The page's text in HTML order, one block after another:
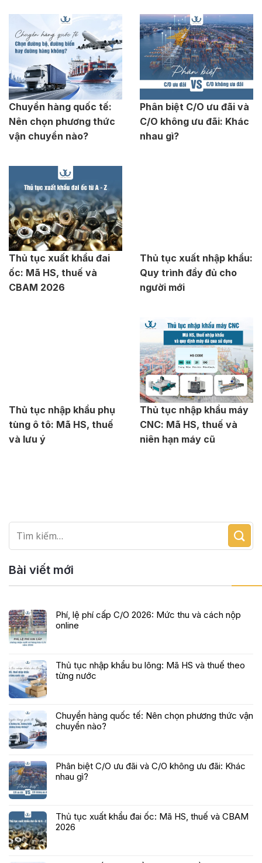
Chuyển hàng quốc tế:
Nên chọn phương thức
vận chuyển nào?
Phân biệt C/O ưu đãi và
C/O không ưu đãi: Khác
nhau gì?
Thủ tục xuất khẩu đai
ốc: Mã HS, thuế và
CBAM 2026
Thủ tục xuất nhập khẩu:
Quy trình đầy đủ cho
người mới
Thủ tục nhập khẩu phụ
tùng ô tô: Mã HS, thuế
và lưu ý
Thủ tục nhập khẩu máy
CNC: Mã HS, thuế và
niên hạn máy cũ
Bài viết mới
Phí, lệ phí cấp C/O 2026: Mức thu và cách nộp
online
Thủ tục nhập khẩu bu lông: Mã HS và thuế theo
từng nước
Chuyển hàng quốc tế: Nên chọn phương thức vận
chuyển nào?
Phân biệt C/O ưu đãi và C/O không ưu đãi: Khác
nhau gì?
Thủ tục xuất khẩu đai ốc: Mã HS, thuế và CBAM
2026